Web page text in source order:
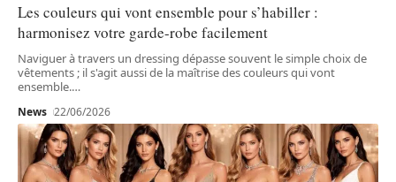
Les couleurs qui vont ensemble pour s’habiller :
harmonisez votre garde-robe facilement
Naviguer à travers un dressing dépasse souvent le simple choix de
vêtements ; il s'agit aussi de la maîtrise des couleurs qui vont
ensemble.…
News 22/06/2026